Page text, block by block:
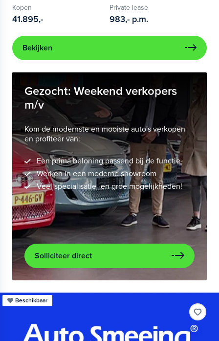
Kopen
41.895,-
Private lease
983,- p.m.
Bekijken
Gezocht: Weekend verkopers
m/v
Kom de modernste en mooiste auto's verkopen
en profiteer van:
Een prima beloning passend bij de functie
Werken in een moderne showroom
Veel specialisatie- en groeimogelijkheden!
Solliciteer direct
Beschikbaar